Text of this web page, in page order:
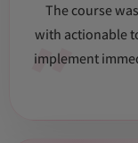
״
The course
with actionable
implement